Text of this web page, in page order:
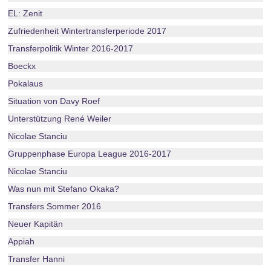
EL: Zenit
Zufriedenheit Wintertransferperiode 2017
Transferpolitik Winter 2016-2017
Boeckx
Pokalaus
Situation von Davy Roef
Unterstützung René Weiler
Nicolae Stanciu
Gruppenphase Europa League 2016-2017
Nicolae Stanciu
Was nun mit Stefano Okaka?
Transfers Sommer 2016
Neuer Kapitän
Appiah
Transfer Hanni